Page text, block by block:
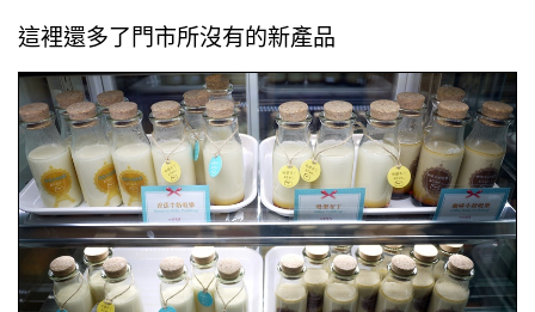
這裡還多了門市所沒有的新產品